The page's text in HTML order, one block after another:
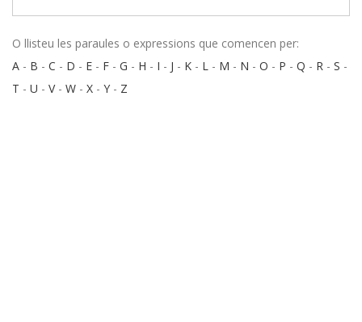
O llisteu les paraules o expressions que comencen per:
A - B - C - D - E - F - G - H - I - J - K - L - M - N - O - P - Q - R - S -
T - U - V- W - X - Y - Z